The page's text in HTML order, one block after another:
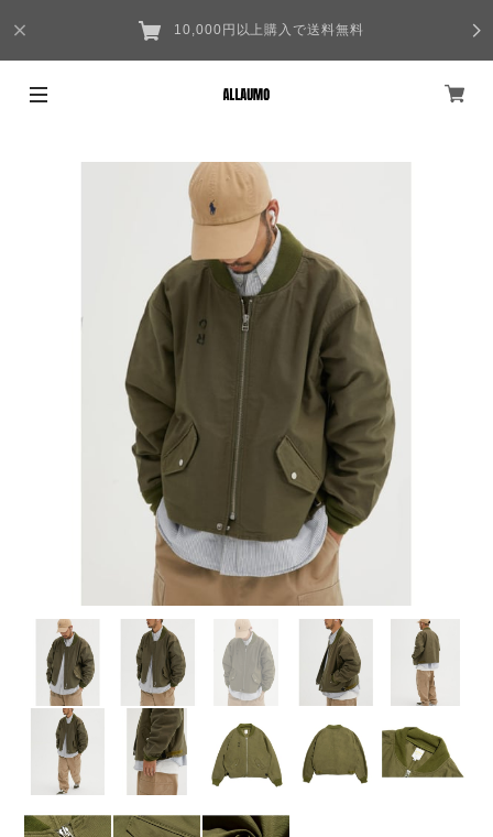
10,000円以上購入で送料無料